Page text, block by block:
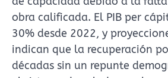
obra calificada. El PIB per
30% desde 2022, y
indican que la recuperación
décadas sin un repunte